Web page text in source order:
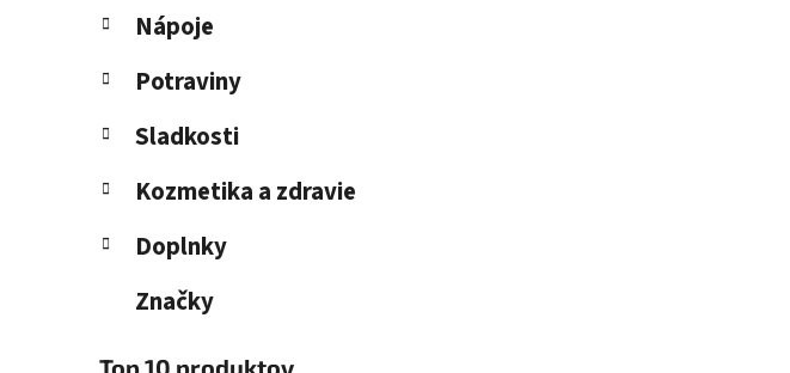
Nápoje
Potraviny
Sladkosti
Kozmetika a zdravie
Doplnky
Značky
Top 10 produktov